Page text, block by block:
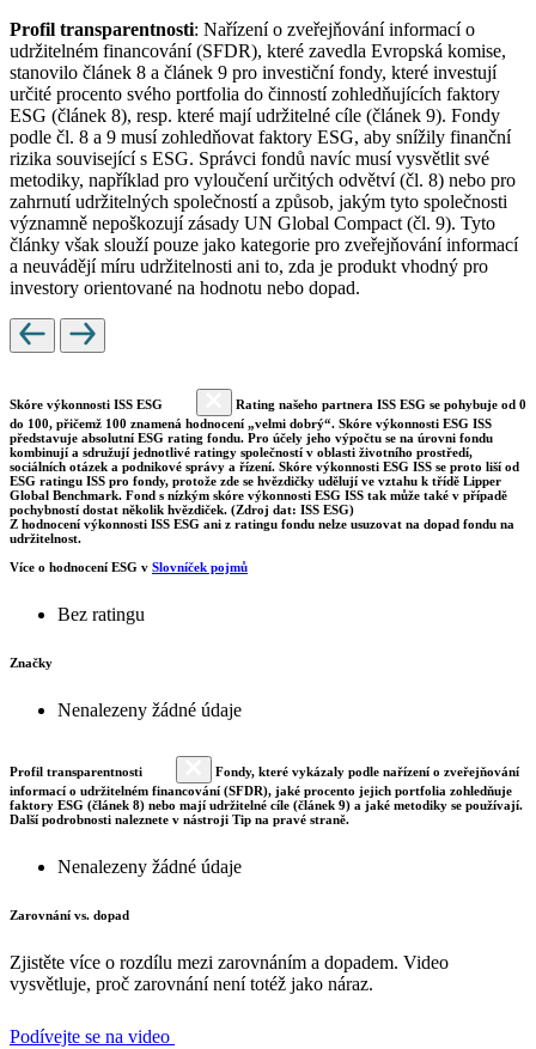
Profil transparentnosti: Nařízení o zveřejňování informací o
udržitelném financování (SFDR), které zavedla Evropská komise,
stanovilo článek 8 a článek 9 pro investiční fondy, které investují
určité procento svého portfolia do činností zohledňujících faktory
ESG (článek 8), resp. které mají udržitelné cíle (článek 9). Fondy
podle čl. 8 a 9 musí zohledňovat faktory ESG, aby snížily finanční
rizika související s ESG. Správci fondů navíc musí vysvětlit své
metodiky, například pro vyloučení určitých odvětví (čl. 8) nebo pro
zahrnutí udržitelných společností a způsob, jakým tyto společnosti
významně nepoškozují zásady UN Global Compact (čl. 9). Tyto
články však slouží pouze jako kategorie pro zveřejňování informací
a neuvádějí míru udržitelnosti ani to, zda je produkt vhodný pro
investory orientované na hodnotu nebo dopad.
Skóre výkonnosti ISS ESG
Rating našeho partnera ISS ESG se pohybuje od 0
do 100, přičemž 100 znamená hodnocení „velmi dobrý“. Skóre výkonnosti ESG ISS
představuje absolutní ESG rating fondu. Pro účely jeho výpočtu se na úrovni fondu
kombinují a sdružují jednotlivé ratingy společností v oblasti životního prostředí,
sociálních otázek a podnikové správy a řízení. Skóre výkonnosti ESG ISS se proto liší od
ESG ratingu ISS pro fondy, protože zde se hvězdičky udělují ve vztahu k třídě Lipper
Global Benchmark. Fond s nízkým skóre výkonnosti ESG ISS tak může také v případě
pochybností dostat několik hvězdiček. (Zdroj dat: ISS ESG)
Z hodnocení výkonnosti ISS ESG ani z ratingu fondu nelze usuzovat na dopad fondu na
udržitelnost.
Více o hodnocení ESG v Slovníček pojmů
Bez ratingu
Značky
Nenalezeny žádné údaje
Profil transparentnosti
Fondy, které vykázaly podle nařízení o zveřejňování
informací o udržitelném financování (SFDR), jaké procento jejich portfolia zohledňuje
faktory ESG (článek 8) nebo mají udržitelné cíle (článek 9) a jaké metodiky se používají.
Další podrobnosti naleznete v nástroji Tip na pravé straně.
Nenalezeny žádné údaje
Zarovnání vs. dopad
Zjistěte více o rozdílu mezi zarovnáním a dopadem. Video
vysvětluje, proč zarovnání není totéž jako náraz.
Podívejte se na video